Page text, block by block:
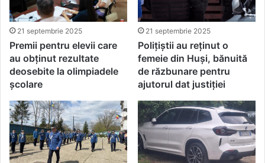
21 septembrie 2025
Premii pentru elevii care
au obținut rezultate
deosebite la olimpiadele
școlare
21 septembrie 2025
Polițiștii au reținut o
femeie din Huși, bănuită
de răzbunare pentru
ajutorul dat justiției